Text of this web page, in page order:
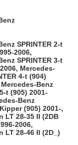
SPRINTER 2-t
2006,
SPRINTER 3-t
Mercedes-
4-t (904)
Mercedes-Benz
t (905) 2001-
Benz
(905) 2001-,
LT 28-35 II (2DB
2006,
LT 28-46 II (2D_)